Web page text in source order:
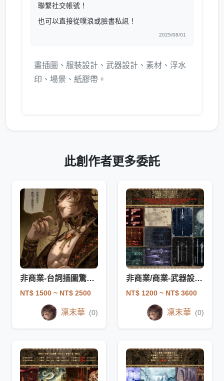
聯繫社交帳號！
也可以直接從噗浪或臉書私訊！
2025/08/01
畫插圖、服裝設計、武器設計、素材、浮水
印、場景、紙膠帶。
此創作者更多委託
非商業-台詞插圖驚喜包
NT$ 1500 ~ NT$ 2500
凜末華 (0)
非商業/商業-武器設計/樂器設計
NT$ 1200 ~ NT$ 3600
凜末華 (0)